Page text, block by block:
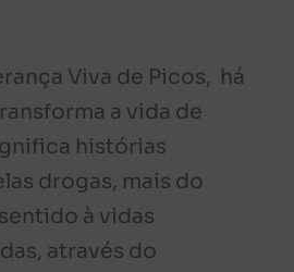
Viva de Picos, há
a vida de
histórias
drogas, mais do
à vidas
através do